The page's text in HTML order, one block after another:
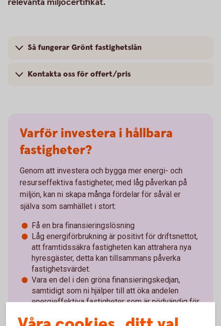
Så fungerar Grönt fastighetslån
Kontakta oss för offert/pris
Varför investera i hållbara
fastigheter?
Genom att investera och bygga mer energi- och
resurseffektiva fastigheter, med låg påverkan på
miljön, kan ni skapa många fördelar för såväl er
själva som samhället i stort:
Få en bra finansieringslösning
Låg energiförbrukning är positivt för driftsnettot,
att framtidssäkra fastigheten kan attrahera nya
hyresgäster, detta kan tillsammans påverka
fastighetsvärdet.
Vara en del i den gröna finansieringskedjan,
samtidigt som ni hjälper till att öka andelen
energieffektiva fastigheter som är nödvändig för